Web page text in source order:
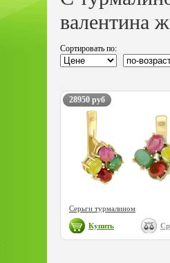
валентина
Сортировать по:
Серьги турмалином
28950 руб
Купить